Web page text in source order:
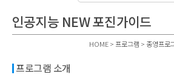
인공지능 NEW 포진가이드
HOME > 프로그램 > 종영프로
프로그램 소개